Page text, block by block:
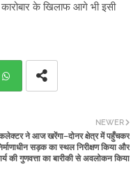
के खिलाफ आगे भी इसी
NEWER
ने आज खरेंगा–दोनर क्षेत्र में पहुँचकर
सड़क का स्थल निरीक्षण किया और
की गुणवत्ता का बारीकी से अवलोकन किया